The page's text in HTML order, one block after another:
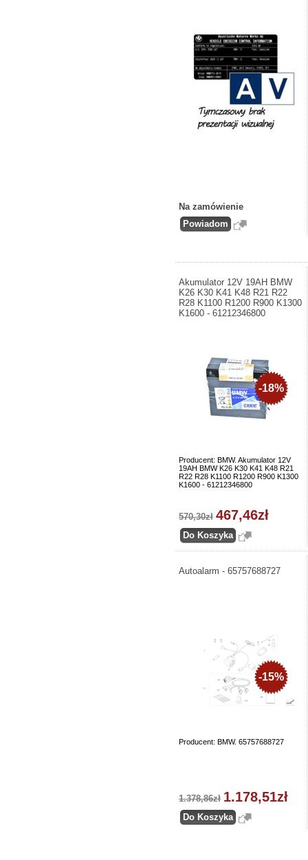
Na zamówienie
Akumulator 12V 19AH BMW
K26 K30 K41 K48 R21 R22
R28 K1100 R1200 R900 K1300
K1600 - 61212346800
Producent: BMW. Akumulator 12V
19AH BMW K26 K30 K41 K48 R21
R22 R28 K1100 R1200 R900 K1300
K1600 - 61212346800
-18%
570,30zł 467,46zł
Autoalarm - 65757688727
Producent: BMW. 65757688727
-15%
1.378,86zł 1.178,51zł